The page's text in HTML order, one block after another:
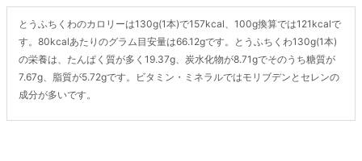
とうふちくわのカロリーは130g(1本)で157kcal、100g換算では121kcalで
す。80kcalあたりのグラム目安量は66.12gです。とうふちくわ130g(1本)
の栄養は、たんぱく質が多く19.37g、炭水化物が8.71gでそのうち糖質が
7.67g、脂質が5.72gです。ビタミン・ミネラルではモリブデンとセレンの
成分が多いです。